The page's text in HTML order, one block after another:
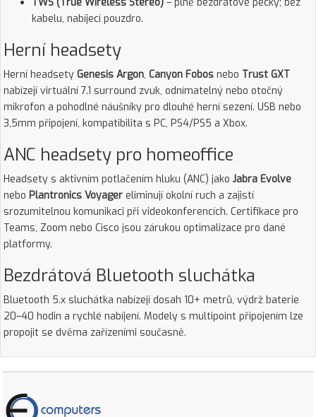
kabelu, nabíjecí pouzdro.
Herní headsety
Herní headsety Genesis Argon, Canyon Fobos nebo Trust GXT
nabízejí virtuální 7.1 surround zvuk, odnímatelný nebo otočný
mikrofon a pohodlné náušníky pro dlouhé herní sezení. USB nebo
3,5mm připojení, kompatibilita s PC, PS4/PS5 a Xbox.
ANC headsety pro homeoffice
Headsety s aktivním potlačením hluku (ANC) jako Jabra Evolve
nebo Plantronics Voyager eliminují okolní ruch a zajistí
srozumitelnou komunikaci při videokonferencích. Certifikace pro
Teams, Zoom nebo Cisco jsou zárukou optimalizace pro dané
platformy.
Bezdrátová Bluetooth sluchátka
Bluetooth 5.x sluchátka nabízejí dosah 10+ metrů, výdrž baterie
20–40 hodin a rychlé nabíjení. Modely s multipoint připojením lze
propojit se dvěma zařízeními současně.